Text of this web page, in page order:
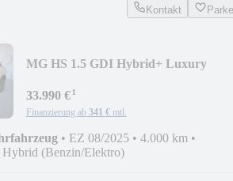
Kontakt
MG HS 1.5 GDI Hybrid+ Luxury
33.990 €¹
Finanzierung ab 341 € mtl.
• EZ 08/2025 • 4.000 km •
Hybrid (Benzin/Elektro)